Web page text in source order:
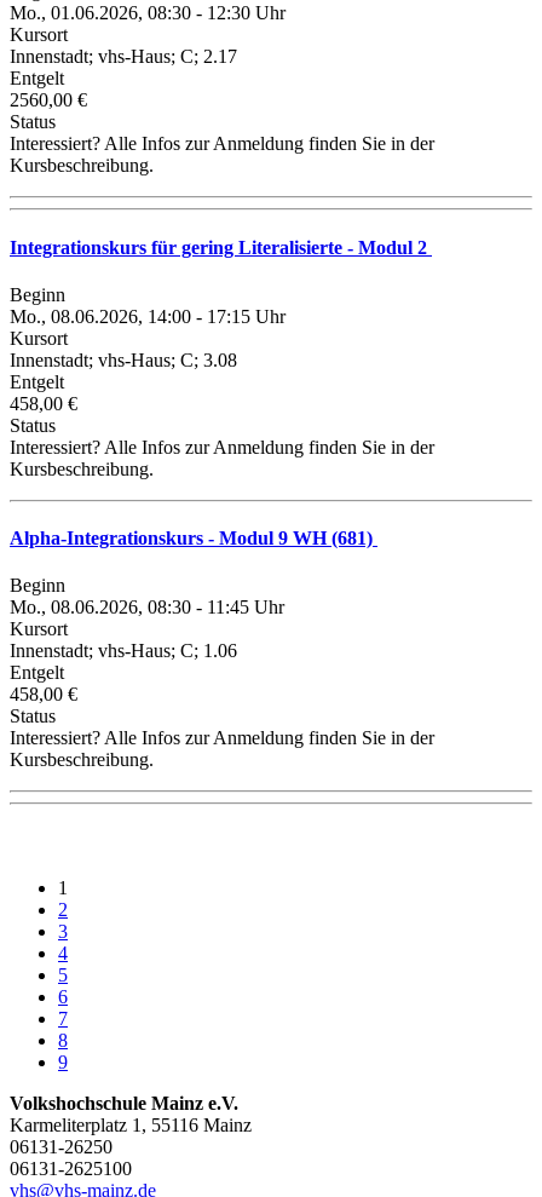
Mo., 01.06.2026, 08:30 - 12:30 Uhr
Kursort
Innenstadt; vhs-Haus; C; 2.17
Entgelt
2560,00 €
Status
Interessiert? Alle Infos zur Anmeldung finden Sie in der
Kursbeschreibung.
Integrationskurs für gering Literalisierte - Modul 2
Beginn
Mo., 08.06.2026, 14:00 - 17:15 Uhr
Kursort
Innenstadt; vhs-Haus; C; 3.08
Entgelt
458,00 €
Status
Interessiert? Alle Infos zur Anmeldung finden Sie in der
Kursbeschreibung.
Alpha-Integrationskurs - Modul 9 WH (681)
Beginn
Mo., 08.06.2026, 08:30 - 11:45 Uhr
Kursort
Innenstadt; vhs-Haus; C; 1.06
Entgelt
458,00 €
Status
Interessiert? Alle Infos zur Anmeldung finden Sie in der
Kursbeschreibung.
1
2
3
4
5
6
7
8
9
Volkshochschule Mainz e.V.
Karmeliterplatz 1, 55116 Mainz
06131-26250
06131-2625100
vhs@vhs-mainz.de